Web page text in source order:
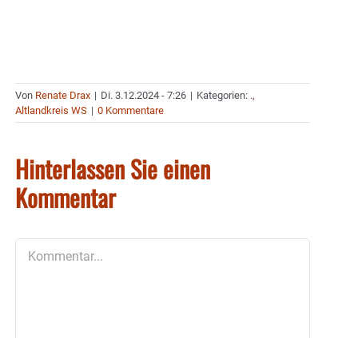
Von Renate Drax | Di. 3.12.2024 - 7:26 | Kategorien: .,
Altlandkreis WS | 0 Kommentare
Hinterlassen Sie einen
Kommentar